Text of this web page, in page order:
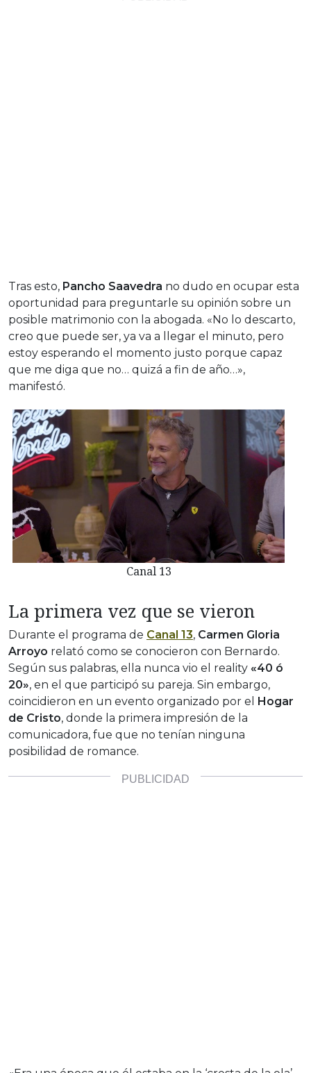
Tras esto, Pancho Saavedra no dudo en ocupar esta
oportunidad para preguntarle su opinión sobre un
posible matrimonio con la abogada. «No lo descarto,
creo que puede ser, ya va a llegar el minuto, pero
estoy esperando el momento justo porque capaz
que me diga que no… quizá a fin de año…»,
manifestó.
Canal 13
La primera vez que se vieron
Durante el programa de Canal 13, Carmen Gloria
Arroyo relató como se conocieron con Bernardo.
Según sus palabras, ella nunca vio el reality «40 ó
20», en el que participó su pareja. Sin embargo,
coincidieron en un evento organizado por el Hogar
de Cristo, donde la primera impresión de la
comunicadora, fue que no tenían ninguna
posibilidad de romance.